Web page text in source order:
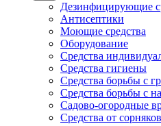
Дезинфицирующие
Антисептики
Моющие средства
Оборудование
Средства
Средства гигиены
Средства борьбы с
Средства борьбы с
Садово-огородные
Средства от сорняков